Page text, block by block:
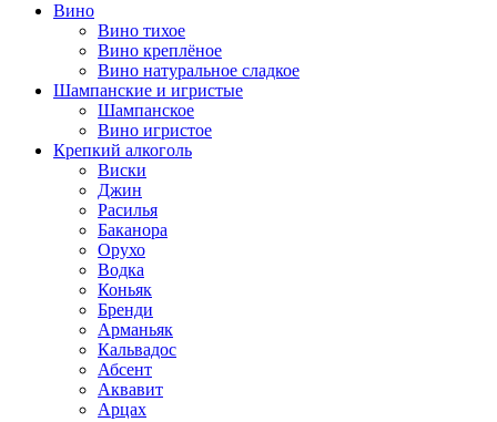
Вино
Вино тихое
Вино креплёное
Вино натуральное сладкое
Шампанские и игристые
Шампанское
Вино игристое
Крепкий алкоголь
Виски
Джин
Расилья
Баканора
Орухо
Водка
Коньяк
Бренди
Арманьяк
Кальвадос
Абсент
Аквавит
Арцах